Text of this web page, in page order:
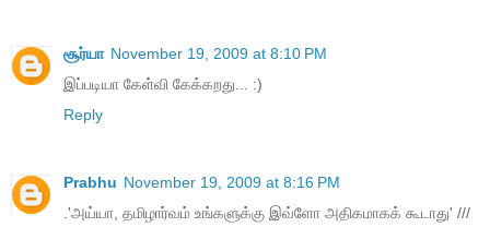
சூர்யா November 19, 2009 at 8:10 PM
இப்படியா கேள்வி கேக்கறது... :)
Reply
Prabhu November 19, 2009 at 8:16 PM
.'அய்யா, தமிழார்வம் உங்களுக்கு இவ்ளோ அதிகமாகக் கூடாது' ///